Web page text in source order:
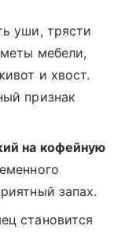
уши, трясти
мебели,
и хвост.
признак
на кофейную
запах.
становится